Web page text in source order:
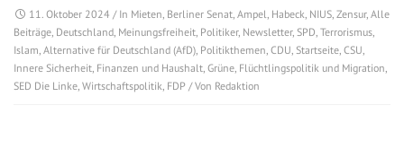
11. Oktober 2024 / In Mieten, Berliner Senat, Ampel, Habeck, NIUS, Zensur, Alle
Beiträge, Deutschland, Meinungsfreiheit, Politiker, Newsletter, SPD, Terrorismus,
Islam, Alternative für Deutschland (AfD), Politikthemen, CDU, Startseite, CSU,
Innere Sicherheit, Finanzen und Haushalt, Grüne, Flüchtlingspolitik und Migration,
SED Die Linke, Wirtschaftspolitik, FDP / Von Redaktion